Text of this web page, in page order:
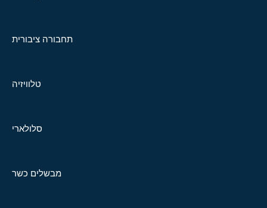
תחבורה ציבורית
טלוויזיה
סלולארי
מבשלים כשר